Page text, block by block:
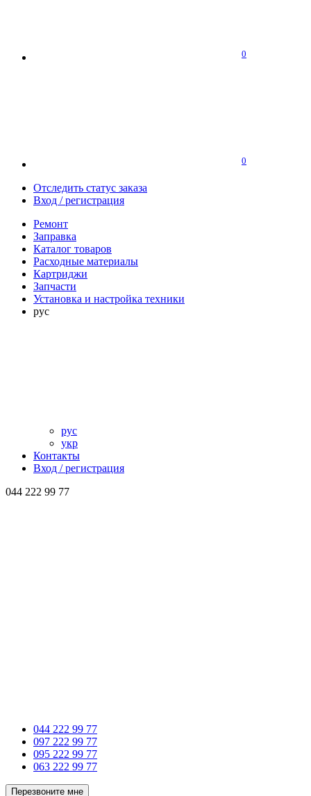
0
0
Отследить статус заказа
Вход / регистрация
Ремонт
Заправка
Каталог товаров
Расходные материалы
Картриджи
Запчасти
Установка и настройка техники
рус
рус
укр
Контакты
Вход / регистрация
044 222 99 77
044 222 99 77
097 222 99 77
095 222 99 77
063 222 99 77
Перезвоните мне